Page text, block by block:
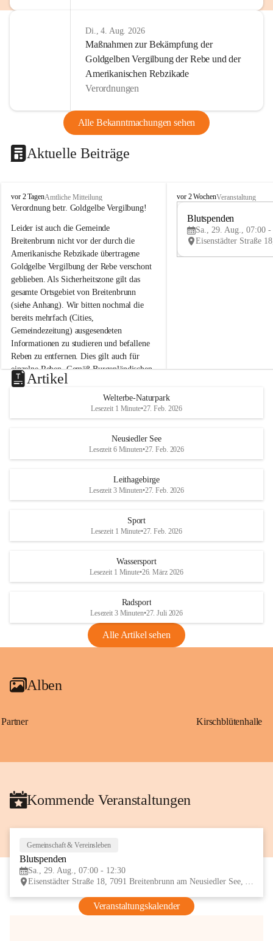
Di., 4. Aug. 2026
Maßnahmen zur Bekämpfung der
Goldgelben Vergilbung der Rebe und der
Amerikanischen Rebzikade
Verordnungen
Alle Bekanntmachungen sehen
Aktuelle Beiträge
B
r
i
t
e
n
b
r
u
n
n
a
m
N
e
u
s
d
S
vor 2 TagenAmtliche Mitteilung
Verordnung betr. Goldgelbe Vergilbung!
Leider ist auch die Gemeinde
Breitenbrunn nicht vor der durch die
Amerikanische Rebzikade übertragene
Goldgelbe Vergilbung der Rebe verschont
geblieben. Als Sicherheitszone gilt das
gesamte Ortsgebiet von Breitenbrunn
(siehe Anhang). Wir bitten nochmal die
bereits mehrfach (Cities,
Gemeindezeitung) ausgesendeten
Informationen zu studieren und befallene
Reben zu entfernen. Dies gilt auch für
einzelne Reben. Gemäß Burgenländischen
Weinbaugesetz sind nicht gepflegte oder
unzulässige Weingärten zu roden! Bitte
helfen wir zusammen um unsere Winzer
vor den prognostizierten Ernteausfällen
und den daraus folgenden wirtschaftlichen
Maßnahmen zur Bekämpfung
Rebe und der Amerikanischen
Anhang VBl. EU Nr. 18
1 Seite•1,4 MB
VBl. EU Nr. 18_2026
B
e
u
e
d
r
S
vor 2 WochenVeranstaltung
Blutspenden
Sa., 29. Aug., 07:00 -
Artikel
Welterbe-Naturpark
Lesezeit 1 Minute•27. Feb. 2026
Neusiedler See
Lesezeit 6 Minuten•27. Feb. 2026
Leithagebirge
Lesezeit 3 Minuten•27. Feb. 2026
Sport
Lesezeit 1 Minute•27. Feb. 2026
Wassersport
Lesezeit 1 Minute•26. März 2026
Radsport
Lesezeit 3 Minuten•27. Juli 2026
Alle Artikel sehen
Alben
Partner Kirschblütenhalle
Kommende Veranstaltungen
Gemeinschaft & Vereinsleben
Blutspenden
Sa., 29. Aug., 07:00 - 12:30
Eisenstädter Straße 18, 7091 Breitenbrunn am Neusiedler See, AUT
Veranstaltungskalender